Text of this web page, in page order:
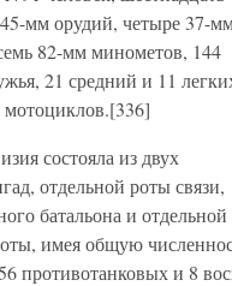
мм орудий, четыре 37-
82-мм минометов, 144
21 средний и 11
состояла из двух
отдельной роты связи,
батальона и отдельной
имея общую
противотанковых и 8